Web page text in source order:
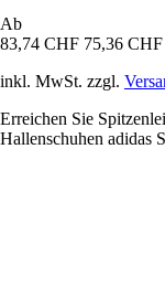
Ab
83,74 CHF 75,36 CHF
inkl. MwSt. zzgl.
Erreichen Sie
Hallenschuhen adidas